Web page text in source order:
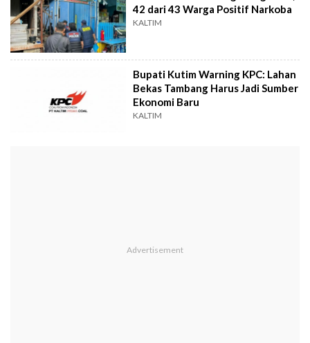
42 dari 43 Warga Positif Narkoba
KALTIM
Bupati Kutim Warning KPC: Lahan
Bekas Tambang Harus Jadi Sumber
Ekonomi Baru
KALTIM